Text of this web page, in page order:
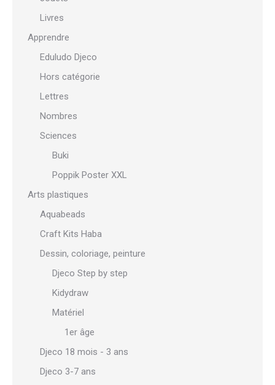
Livres
Apprendre
Eduludo Djeco
Hors catégorie
Lettres
Nombres
Sciences
Buki
Poppik Poster XXL
Arts plastiques
Aquabeads
Craft Kits Haba
Dessin, coloriage, peinture
Djeco Step by step
Kidydraw
Matériel
1er âge
Djeco 18 mois - 3 ans
Djeco 3-7 ans